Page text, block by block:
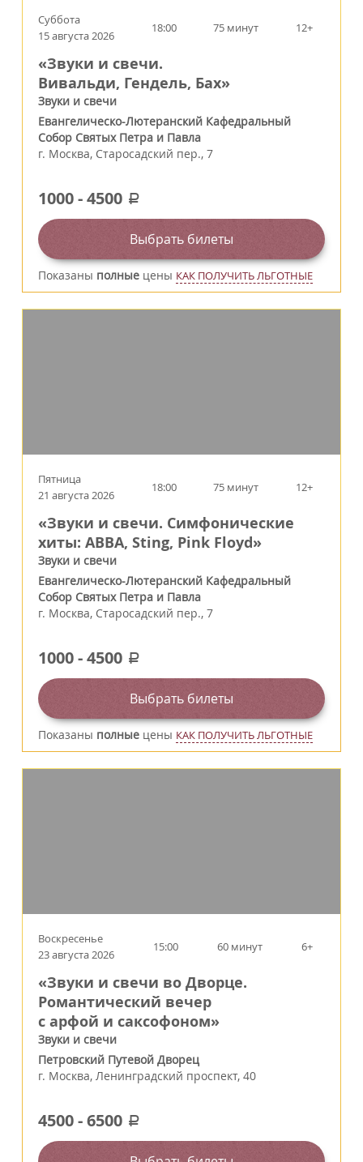
Суббота
15 августа 2026
18:00 75 минут 12+
«Звуки и свечи.
Вивальди, Гендель, Бах»
Звуки и свечи
Евангелическо-Лютеранский Кафедральный
Собор Святых Петра и Павла
г. Москва, Старосадский пер., 7
1000-4500 a
Выбрать билеты
Показаны полные цены КАК ПОЛУЧИТЬ ЛЬГОТНЫЕ
Пятница
21 августа 2026
18:00 75 минут 12+
«Звуки и свечи. Симфонические
хиты: ABBA, Sting, Pink Floyd»
Звуки и свечи
Евангелическо-Лютеранский Кафедральный
Собор Святых Петра и Павла
г. Москва, Старосадский пер., 7
1000-4500 a
Выбрать билеты
Показаны полные цены КАК ПОЛУЧИТЬ ЛЬГОТНЫЕ
Воскресенье
23 августа 2026
15:00 60 минут 6+
«Звуки и свечи во Дворце.
Романтический вечер
с арфой и саксофоном»
Звуки и свечи
Петровский Путевой Дворец
г. Москва, Ленинградский проспект, 40
4500-6500 a